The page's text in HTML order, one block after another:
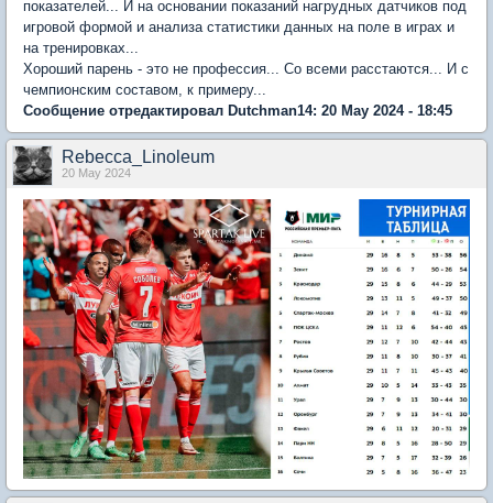
показателей... И на основании показаний нагрудных датчиков под
игровой формой и анализа статистики данных на поле в играх и
на тренировках...
Хороший парень - это не профессия... Со всеми расстаются... И с
чемпионским составом, к примеру...
Сообщение отредактировал Dutchman14: 20 May 2024 - 18:45
Rebecca_Linoleum
20 May 2024